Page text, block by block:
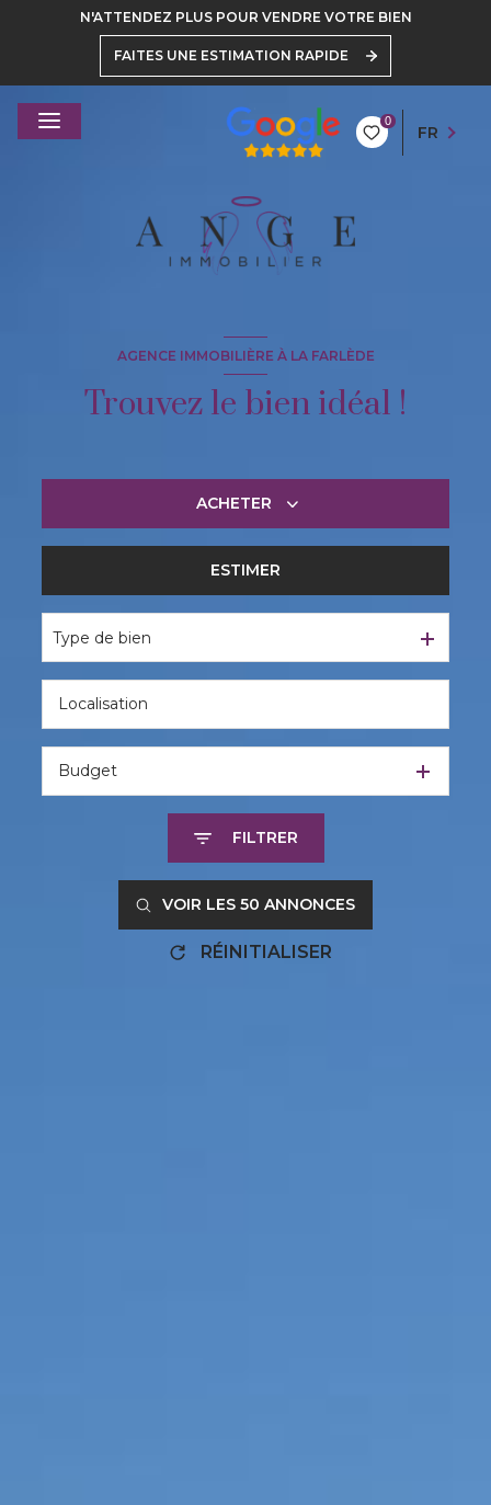
N'ATTENDEZ PLUS POUR VENDRE VOTRE BIEN
FAITES UNE ESTIMATION RAPIDE
0
FR
AGENCE IMMOBILIÈRE À LA FARLÈDE
Trouvez le bien idéal !
ACHETER
ESTIMER
Type de bien
Budget
FILTRER
VOIR LES 50 ANNONCES
RÉINITIALISER